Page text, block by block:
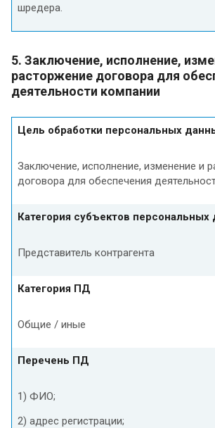
шредера.
5. Заключение, исполнение,
расторжение договора для
деятельности компании
Цель обработки персональных
Заключение, исполнение, изменение и
договора для обеспечения
Категория субъектов персональных
Представитель контрагента
Категория ПД
Общие / иные
Перечень ПД
1) ФИО;
2) адрес регистрации;